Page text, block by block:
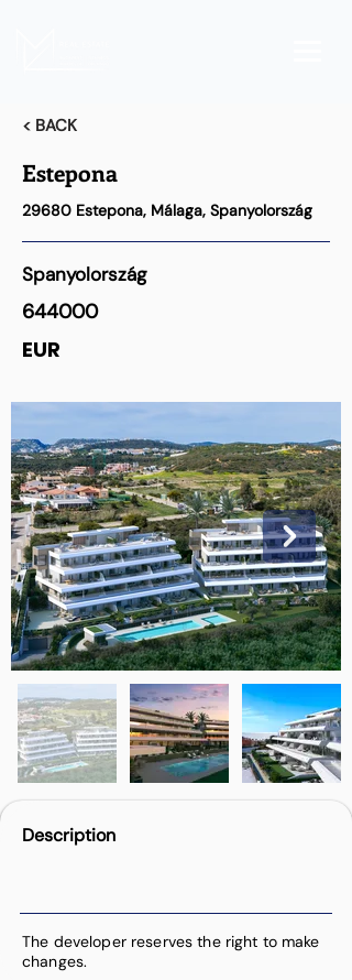
< BACK
Estepona
29680 Estepona, Málaga, Spanyolország
Spanyolország
644000
EUR
Description
The developer reserves the right to make
changes.